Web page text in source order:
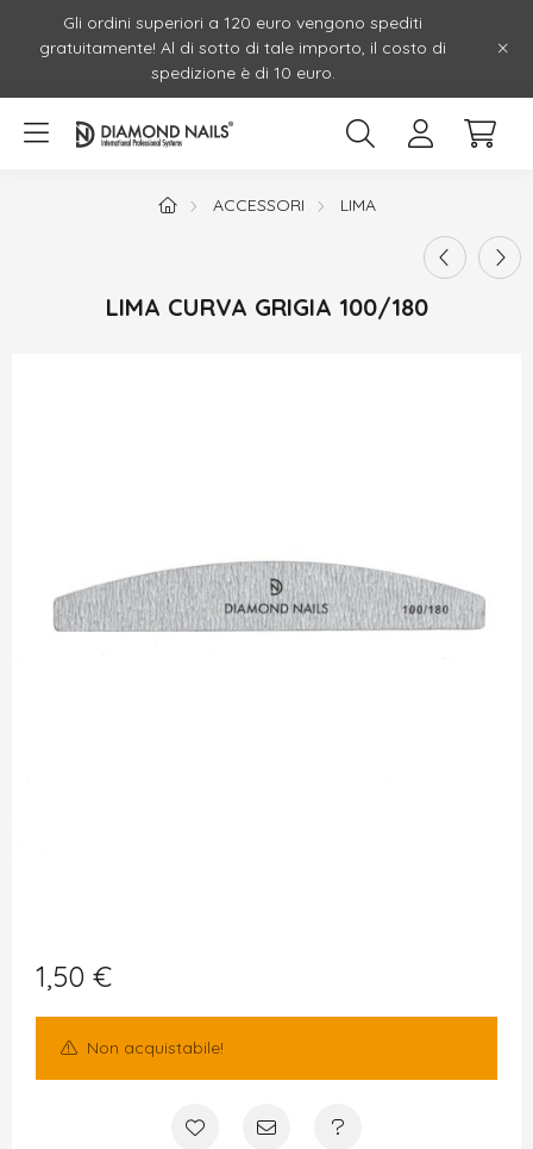
Gli ordini superiori a 120 euro vengono spediti
gratuitamente! Al di sotto di tale importo, il costo di
spedizione è di 10 euro.
ACCESSORI LIMA
LIMA CURVA GRIGIA 100/180
1,50 €
Non acquistabile!